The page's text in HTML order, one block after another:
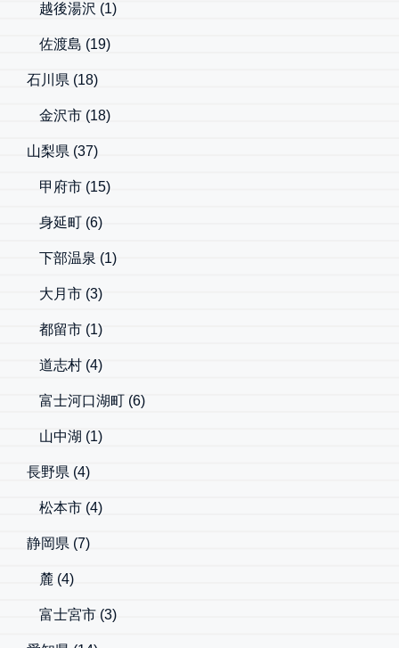
越後湯沢 (1)
佐渡島 (19)
石川県 (18)
金沢市 (18)
山梨県 (37)
甲府市 (15)
身延町 (6)
下部温泉 (1)
大月市 (3)
都留市 (1)
道志村 (4)
富士河口湖町 (6)
山中湖 (1)
長野県 (4)
松本市 (4)
静岡県 (7)
麓 (4)
富士宮市 (3)